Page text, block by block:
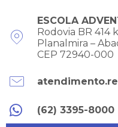
ESCOLA
Rodovia BR 414
Planalmira –
CEP 72940-000
(62) 3395-8000